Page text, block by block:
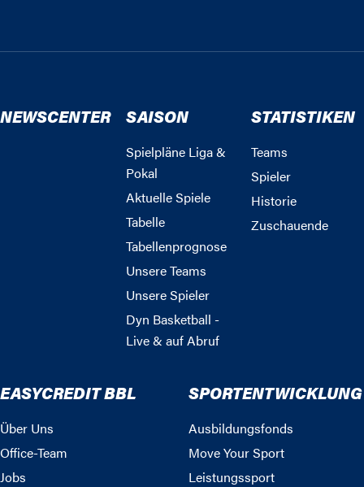
NEWSCENTER SAISON
Spielpläne Liga &
Pokal
Aktuelle Spiele
Tabelle
Tabellenprognose
Unsere Teams
Unsere Spieler
Dyn Basketball -
Live & auf Abruf
STATISTIKEN
Teams
Spieler
Historie
Zuschauende
EASYCREDIT BBL
Über Uns
Office-Team
Jobs
SPORTENTWICKLUNG
Ausbildungsfonds
Move Your Sport
Leistungssport